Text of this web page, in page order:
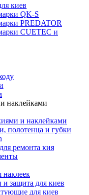
киев
QK-S
PREDATOR
CUETEC и
наклейками
и наклейками
полотенца и губки
ремонта кия
наклеек
защита для киев
для киев